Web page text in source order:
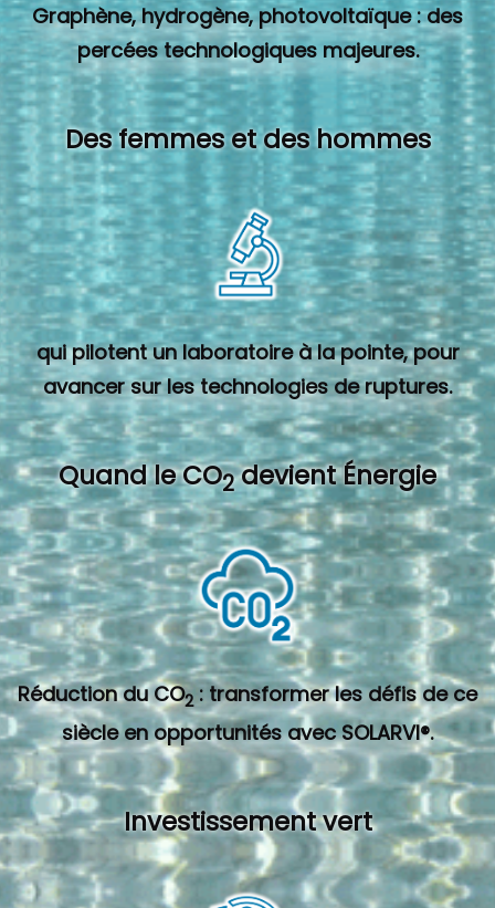
Graphène, hydrogène, photovoltaïque : des
percées technologiques majeures.
Des femmes et des hommes
qui pilotent un laboratoire à la pointe, pour
avancer sur les technologies de ruptures.
Quand le CO2devient Énergie
Réduction du CO2 : transformer les défis de ce
siècle en opportunités avec SOLARVI®.
Investissement vert